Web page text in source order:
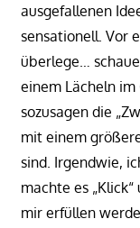
ausgefallenen
sensationell. Vor
überlege…
einem Lächeln im
sozusagen die
mit einem
sind. Irgendwie,
machte es
mir erfüllen